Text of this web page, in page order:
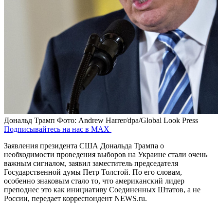
Дональд Трамп Фото: Andrew Harrer/dpa/Global Look Press
Подписывайтесь на нас в MAX
Заявления президента США Дональда Трампа о
необходимости проведения выборов на Украине стали очень
важным сигналом, заявил заместитель председателя
Государственной думы Петр Толстой. По его словам,
особенно знаковым стало то, что американский лидер
преподнес это как инициативу Соединенных Штатов, а не
России, передает корреспондент NEWS.ru.